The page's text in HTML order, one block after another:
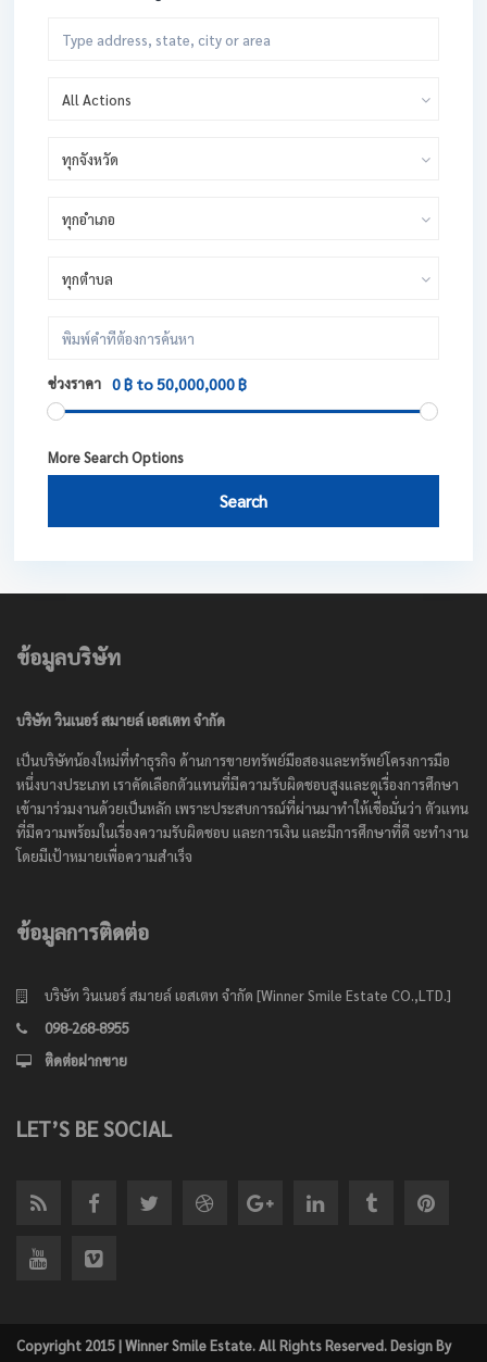
All Actions
ทุกจังหวัด
ทุกอำเภอ
ทุกตำบล
ช่วงราคา 0 ฿ to 50,000,000 ฿
More Search Options
Search
ข้อมูลบริษัท
บริษัท วินเนอร์ สมายล์ เอสเตท จำกัด
เป็นบริษัทน้องใหม่ที่ทำธุรกิจ ด้านการขายทรัพย์มือสองและทรัพย์โครงการมือ
หนึ่งบางประเภท เราคัดเลือกตัวแทนที่มีความรับผิดชอบสูงและดูเรื่องการศึกษา
เข้ามาร่วมงานด้วยเป็นหลัก เพราะประสบการณ์ที่ผ่านมาทำให้เชื่อมั่นว่า ตัวแทน
ที่มีความพร้อมในเรื่องความรับผิดชอบ และการเงิน และมีการศึกษาที่ดี จะทำงาน
โดยมีเป้าหมายเพื่อความสำเร็จ
ข้อมูลการติดต่อ
บริษัท วินเนอร์ สมายล์ เอสเตท จำกัด [Winner Smile Estate CO.,LTD.]
098-268-8955
ติดต่อฝากขาย
LET’S BE SOCIAL
Copyright 2015 | Winner Smile Estate. All Rights Reserved. Design By